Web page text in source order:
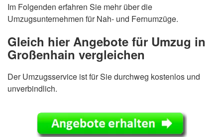
Im Folgenden erfahren Sie mehr über die
Umzugsunternehmen für Nah- und Fernumzüge.
Gleich hier Angebote für Umzug in
Großenhain vergleichen
Der Umzugsservice ist für Sie durchweg kostenlos und
unverbindlich.